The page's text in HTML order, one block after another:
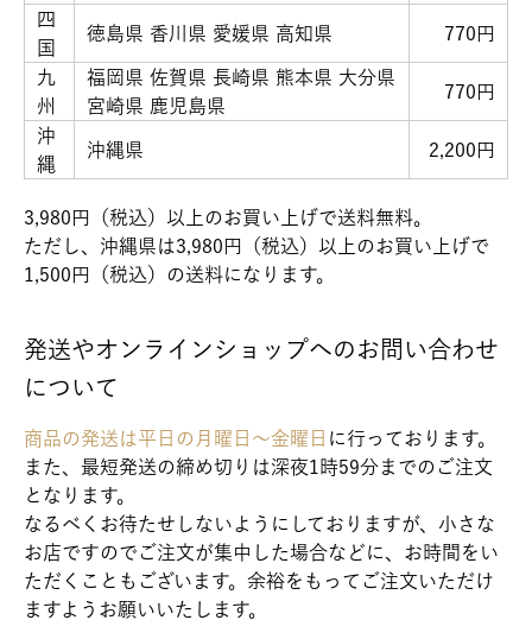
四
国
徳島県 香川県 愛媛県 高知県 770円
九
州
福岡県 佐賀県 長崎県 熊本県 大分県
宮崎県 鹿児島県
770円
沖
縄
沖縄県 2,200円
3,980円（税込）以上のお買い上げで送料無料。
ただし、沖縄県は3,980円（税込）以上のお買い上げで
1,500円（税込）の送料になります。
発送やオンラインショップへのお問い合わせ
について
商品の発送は平日の月曜日～金曜日 に行っております。
また、最短発送の締め切りは深夜1時59分までのご注文
となります。
なるべくお待たせしないようにしておりますが、小さな
お店ですのでご注文が集中した場合などに、お時間をい
ただくこともございます。余裕をもってご注文いただけ
ますようお願いいたします。